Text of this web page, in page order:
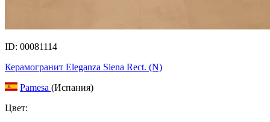
ID: 00081114
Керамогранит Eleganza Siena Rect. (N)
Pamesa (Испания)
Цвет: